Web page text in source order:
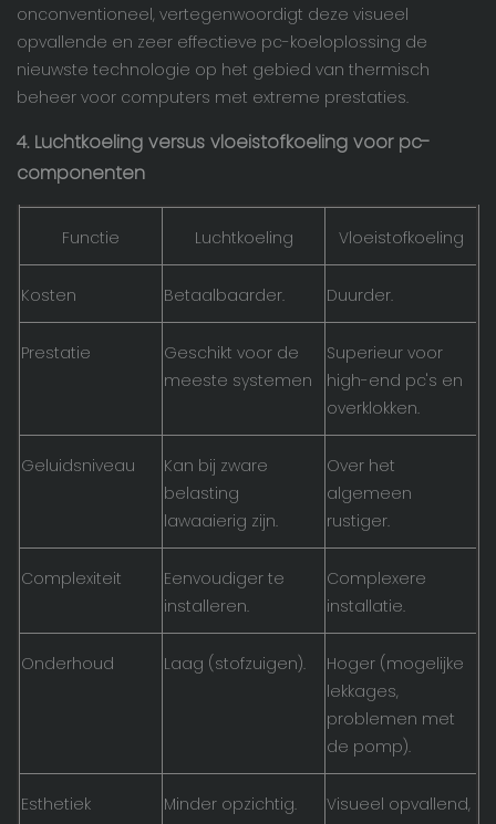
onconventioneel, vertegenwoordigt deze visueel
opvallende en zeer effectieve pc-koeloplossing de
nieuwste technologie op het gebied van thermisch
beheer voor computers met extreme prestaties.
4. Luchtkoeling versus vloeistofkoeling voor pc-
componenten
Functie Luchtkoeling Vloeistofkoeling
Kosten Betaalbaarder. Duurder.
Prestatie
Geschikt voor de
meeste systemen
Superieur voor
high-end pc's en
overklokken.
Geluidsniveau
Kan bij zware
belasting
lawaaierig zijn.
Over het
algemeen
rustiger.
Complexiteit
Eenvoudiger te
installeren.
Complexere
installatie.
Onderhoud Laag (stofzuigen).
Hoger (mogelijke
lekkages,
problemen met
de pomp).
Esthetiek Minder opzichtig.
Visueel opvallend,